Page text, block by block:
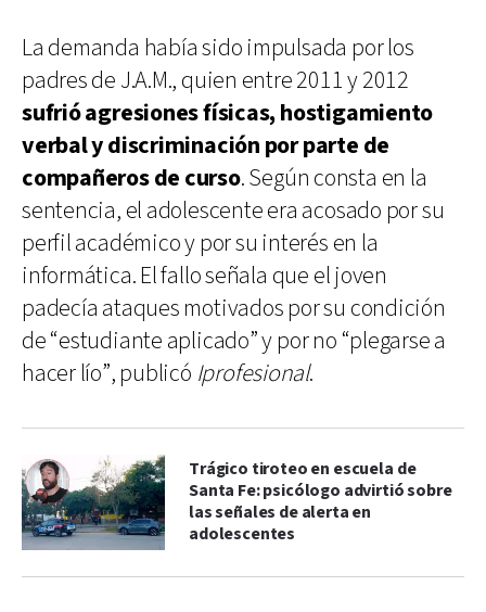
La demanda había sido impulsada por los
padres de J.A.M., quien entre 2011 y 2012
sufrió agresiones físicas, hostigamiento
verbal y discriminación por parte de
compañeros de curso. Según consta en la
sentencia, el adolescente era acosado por su
perfil académico y por su interés en la
informática. El fallo señala que el joven
padecía ataques motivados por su condición
de “estudiante aplicado” y por no “plegarse a
hacer lío”, publicó Iprofesional.
Trágico tiroteo en escuela de
Santa Fe: psicólogo advirtió sobre
las señales de alerta en
adolescentes